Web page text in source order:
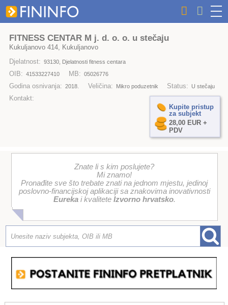
FITNESS CENTAR M j. d. o. o. u stečaju
Kukuljanovo 414, Kukuljanovo
Djelatnost: 93130, Djelatnosti fitness centara
OIB: 41533227410 MB: 05026776
Godina osnivanja: 2018. Veličina: Mikro poduzetnik Status: U stečaju
Kontakt:
Kupite pristup
za subjekt
28,00 EUR +
PDV
Znate li s kim poslujete?
Mi znamo!
Pronađite sve što trebate znati na jednom mjestu, jedinoj
poslovno-financijskoj aplikaciji sa znakovima inovativnosti
Eurekai kvalitete Izvorno hrvatsko.